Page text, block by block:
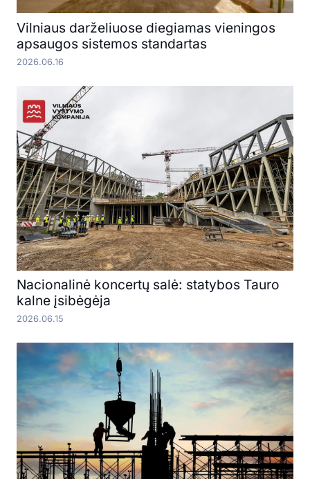
Vilniaus darželiuose diegiamas vieningos
apsaugos sistemos standartas
2026.06.16
Nacionalinė koncertų salė: statybos Tauro
kalne įsibėgėja
2026.06.15